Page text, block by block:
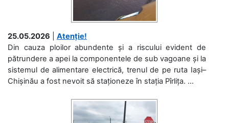
25.05.2026
Atenție!
Din cauza ploilor abundente și a riscului evident de
pătrundere a apei la componentele de sub vagoane și la
sistemul de alimentare electrică, trenul de pe ruta Iași–
Chișinău a fost nevoit să staționeze în stația Pîrlița. ...